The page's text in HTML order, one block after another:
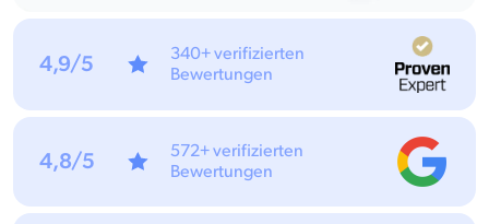
4,9/5
340+ verifizierten
Bewertungen
4,8/5
572+ verifizierten
Bewertungen